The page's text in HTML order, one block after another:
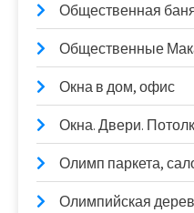
Общественная
Общественные
Окна в дом, офис
Окна. Двери.
Олимп паркета,
Олимпийская